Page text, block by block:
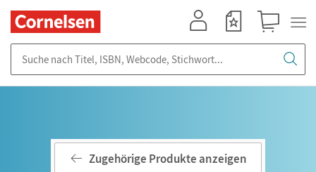
Zugehörige Produkte anzeigen